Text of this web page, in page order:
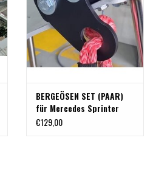
BERGEÖSEN SET (PAAR)
für Mercedes Sprinter
907 nur in Kombination
€129,00